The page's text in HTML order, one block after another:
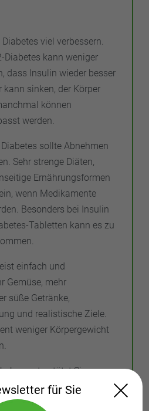
viel verbessern.
Diabetes kann weniger
dass Insulin wieder besser
sinken, der Körper
können
werden.
sollte Abnehmen
Sehr strenge Diäten,
Ernährungsformen
wenn Medikamente
Besonders bei Insulin
Tabletten kann es zu
einfach und
Gemüse, mehr
süße Getränke,
und realistische Ziele.
weniger Körpergewicht
unterstützt Sie gern.
für Sie